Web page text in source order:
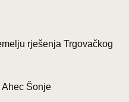
rješenja Trgovačkog
Ahec Šonje